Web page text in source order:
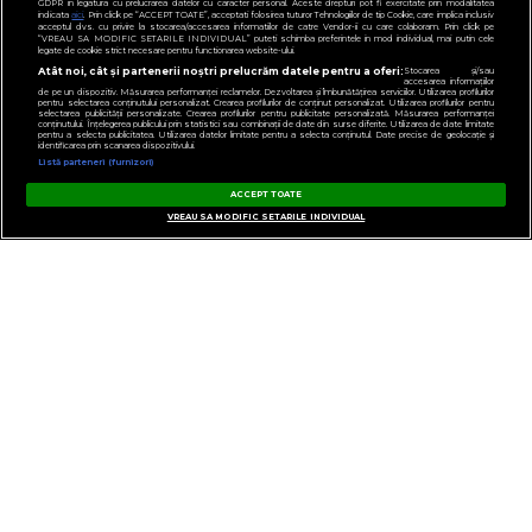
GESTIONAȚI PREFERINȚELE
GDPR in legatura cu prelucrarea datelor cu caracter personal. Aceste drepturi pot fi exercitate prin modalitatea
indicataaici. Prin click pe “ACCEPT TOATE”, acceptati folosirea tuturor Tehnologiilor de tip Cookie, care implica inclusiv
acceptul dvs. cu privire la stocarea/accesarea informatiilor de catre Vendor-ii cu care colaboram. Prin click pe
“VREAU SA MODIFIC SETARILE INDIVIDUAL” puteti schimba preferintele in mod individual, mai putin cele
legate de cookie strict necesare pentru functionarea website-ului.
Atât noi, cât și partenerii noștri prelucrăm datele pentru a oferi: Stocarea și/sau
accesarea informațiilor
de pe un dispozitiv. Măsurarea performanței reclamelor. Dezvoltarea și îmbunătățirea serviciilor. Utilizarea profilurilor
pentru selectarea conținutului personalizat. Crearea profilurilor de conținut personalizat. Utilizarea profilurilor pentru
selectarea publicității personalizate. Crearea profilurilor pentru publicitate personalizată. Măsurarea performanței
conținutului. Înțelegerea publicului prin statistici sau combinații de date din surse diferite. Utilizarea de date limitate
pentru a selecta publicitatea. Utilizarea datelor limitate pentru a selecta conținutul. Date precise de geolocație și
identificarea prin scanarea dispozitivului.
Listă parteneri (furnizori)
ACCEPT TOATE
VREAU SA MODIFIC SETARILE INDIVIDUAL